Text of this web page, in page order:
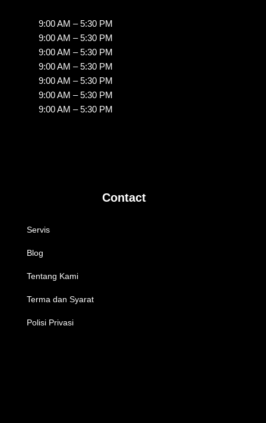
9:00 AM – 5:30 PM
9:00 AM – 5:30 PM
9:00 AM – 5:30 PM
9:00 AM – 5:30 PM
9:00 AM – 5:30 PM
9:00 AM – 5:30 PM
9:00 AM – 5:30 PM
Contact
Servis
Blog
Tentang Kami
Terma dan Syarat
Polisi Privasi